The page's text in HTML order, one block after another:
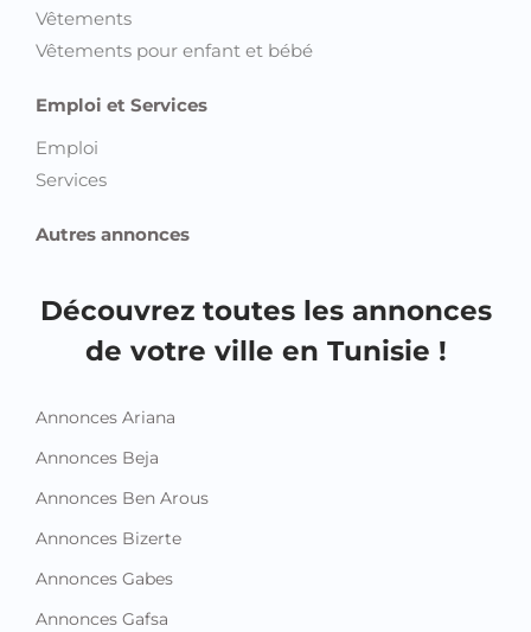
Vêtements
Vêtements pour enfant et bébé
Emploi et Services
Emploi
Services
Autres annonces
Découvrez toutes les annonces
de votre ville en Tunisie !
Annonces Ariana
Annonces Beja
Annonces Ben Arous
Annonces Bizerte
Annonces Gabes
Annonces Gafsa